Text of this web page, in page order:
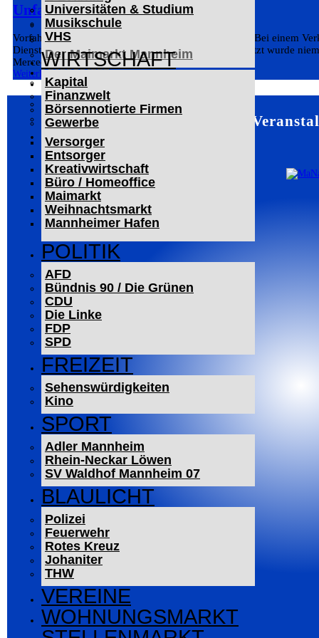
Universitäten & Studium
Musikschule
VHS
WIRTSCHAFT
Kapital
Finanzwelt
Börsennotierte Firmen
Gewerbe
Versorger
Entsorger
Kreativwirtschaft
Büro / Homeoffice
Maimarkt
Weihnachtsmarkt
Mannheimer Hafen
POLITIK
AFD
Bündnis 90 / Die Grünen
CDU
Die Linke
FDP
SPD
FREIZEIT
Sehenswürdigkeiten
Kino
SPORT
Adler Mannheim
Rhein-Neckar Löwen
SV Waldhof Mannheim 07
BLAULICHT
Polizei
Feuerwehr
Rotes Kreuz
Johaniter
THW
VEREINE
WOHNUNGSMARKT
Der Mannheimer Wasserturm
Das Technoseum Mannheim
Die Alte Feuerwache
Der Maimarkt Mannheim
LESERBRIEFE
ARCHIV
Das Neueste
Leitartikel
WERBUNG
Unfall auf Kreuzung
Vorfahrt missachtet: Unfall in Mannheimer Innenstadt Bei einem
Dienstag ein Sachschaden von rund 9.000 Euro. Verletzt wurde
Mercedes-Fahrer auf Höhe des...
Weiterlesen
Mannheim –